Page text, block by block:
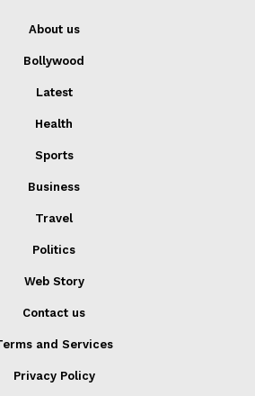
About us
Bollywood
Latest
Health
Sports
Business
Travel
Politics
Web Story
Contact us
and Services
Privacy Policy